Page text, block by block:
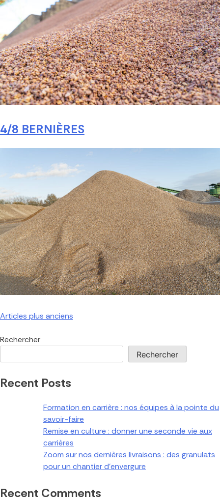
4/8 BERNIÈRES
Articles plus anciens
Rechercher
Rechercher
Recent Posts
Formation en carrière : nos équipes à la pointe du
savoir-faire
Remise en culture : donner une seconde vie aux
carrières
Zoom sur nos dernières livraisons : des granulats
pour un chantier d’envergure
Recent Comments